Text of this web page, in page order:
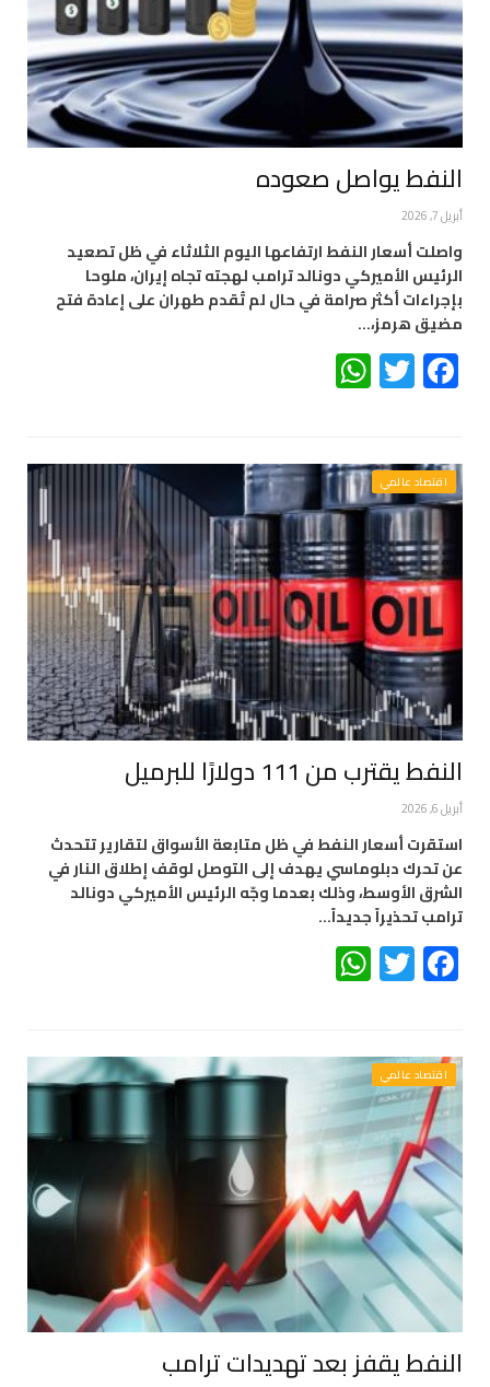
النفط يواصل صعوده
أبريل 7, 2026
واصلت أسعار النفط ارتفاعها اليوم الثلاثاء في ظل تصعيد
الرئيس الأميركي دونالد ترامب لهجته تجاه إيران، ملوحا
بإجراءات أكثر صرامة في حال لم تُقدم طهران على إعادة فتح
مضيق هرمز،…
Facebook
Twitter
اقتصاد عالمي
النفط يقترب من 111 دولارًا للبرميل
أبريل 6, 2026
استقرت أسعار النفط في ظل متابعة الأسواق لتقارير تتحدث
عن تحرك دبلوماسي يهدف إلى التوصل لوقف إطلاق النار في
الشرق الأوسط، وذلك بعدما وجّه الرئيس الأميركي دونالد
ترامب تحذيراً جديداً…
Facebook
Twitter
اقتصاد عالمي
النفط يقفز بعد تهديدات ترامب